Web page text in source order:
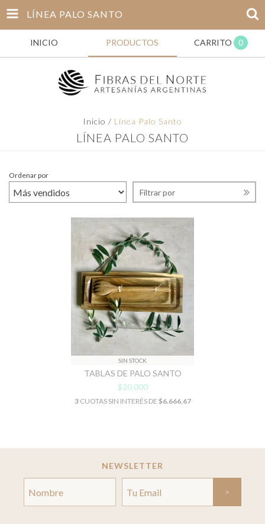
LÍNEA PALO SANTO
INICIO PRODUCTOS CARRITO 0
Inicio / Línea Palo Santo
LÍNEA PALO SANTO
Ordenar por
Filtrar por
SIN STOCK
TABLAS DE PALO SANTO
$20.000
3CUOTAS SIN INTERÉS DE $6.666,67
NEWSLETTER